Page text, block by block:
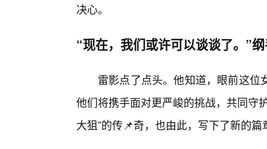
决心。
“现在，我们或许可以谈谈了。”
雷影点了点头。他知道，眼前这
他们将携手面对更严峻的挑战，共同守
大狙”的传📌奇，也由此，写下了新的篇